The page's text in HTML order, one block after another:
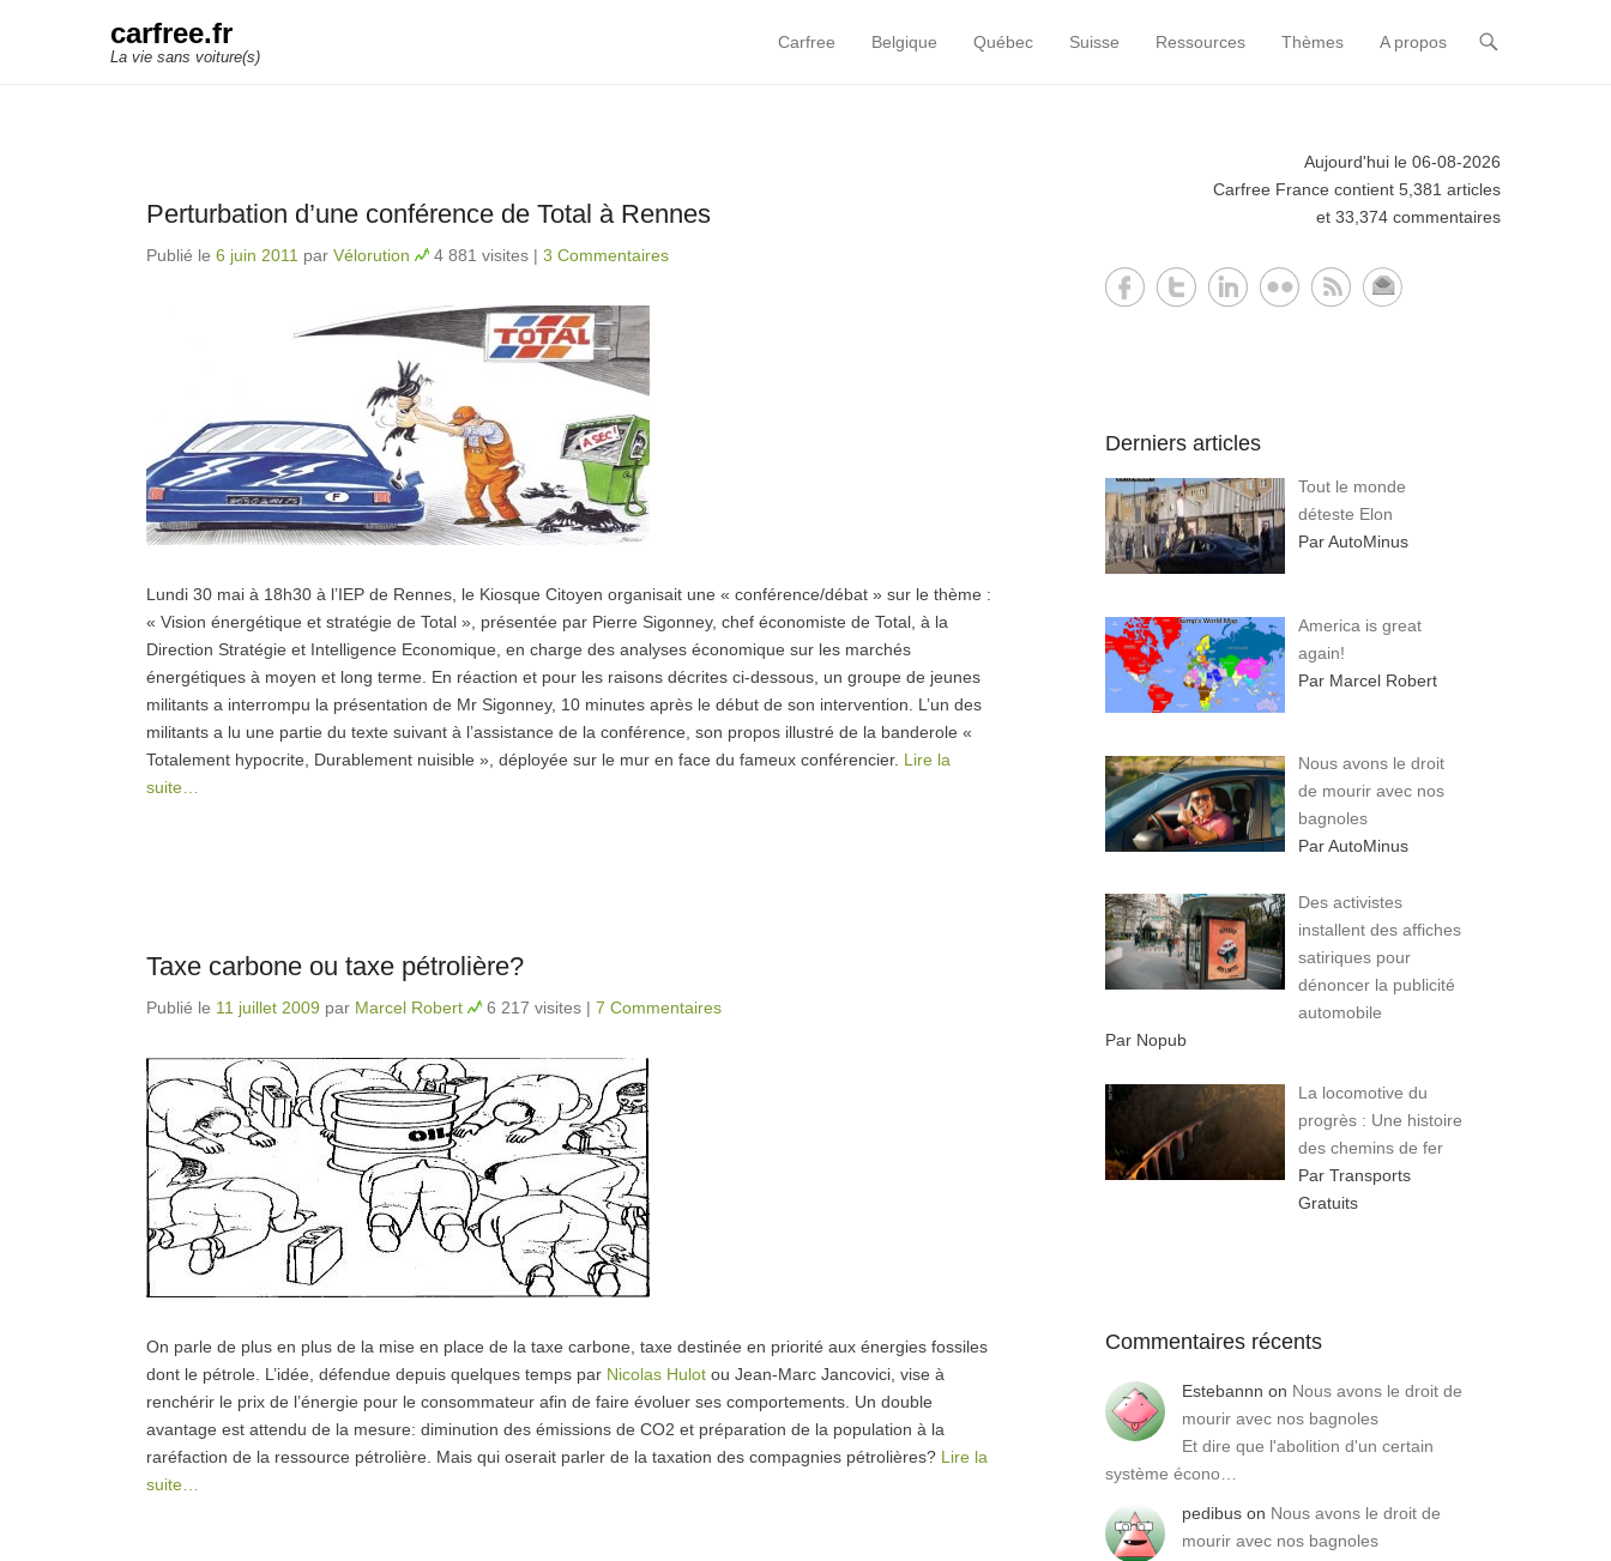
carfree.fr
La vie sans voiture(s)
Primary Menu
Skip to content
Carfree Belgique Québec Suisse Ressources Thèmes A propos
Perturbation d’une conférence de Total à Rennes
Publié le 6 juin 2011 par Vélorution 4 881 visites | 3 Commentaires
Lundi 30 mai à 18h30 à l’IEP de Rennes, le Kiosque Citoyen organisait une « conférence/débat » sur le thème :
« Vision énergétique et stratégie de Total », présentée par Pierre Sigonney, chef économiste de Total, à la
Direction Stratégie et Intelligence Economique, en charge des analyses économique sur les marchés
énergétiques à moyen et long terme. En réaction et pour les raisons décrites ci-dessous, un groupe de jeunes
militants a interrompu la présentation de Mr Sigonney, 10 minutes après le début de son intervention. L’un des
militants a lu une partie du texte suivant à l’assistance de la conférence, son propos illustré de la banderole «
Totalement hypocrite, Durablement nuisible », déployée sur le mur en face du fameux conférencier. Lire la
suite…
Taxe carbone ou taxe pétrolière?
Publié le 11 juillet 2009 par Marcel Robert 6 217 visites | 7 Commentaires
On parle de plus en plus de la mise en place de la taxe carbone, taxe destinée en priorité aux énergies fossiles
dont le pétrole. L’idée, défendue depuis quelques temps par Nicolas Hulot ou Jean-Marc Jancovici, vise à
renchérir le prix de l’énergie pour le consommateur afin de faire évoluer ses comportements. Un double
avantage est attendu de la mesure: diminution des émissions de CO2 et préparation de la population à la
raréfaction de la ressource pétrolière. Mais qui oserait parler de la taxation des compagnies pétrolières? Lire la
suite…
Aujourd'hui le 06-08-2026
Carfree France contient 5,381 articles
et 33,374 commentaires
Derniers articles
Tout le monde
déteste Elon
Par AutoMinus
America is great
again!
Par Marcel Robert
Nous avons le droit
de mourir avec nos
bagnoles
Par AutoMinus
Des activistes
installent des affiches
satiriques pour
dénoncer la publicité
automobile
Par Nopub
La locomotive du
progrès : Une histoire
des chemins de fer
Par Transports
Gratuits
Commentaires récents
Estebannn on Nous avons le droit de
mourir avec nos bagnoles
Et dire que l'abolition d'un certain
système écono…
pedibus on Nous avons le droit de
mourir avec nos bagnoles